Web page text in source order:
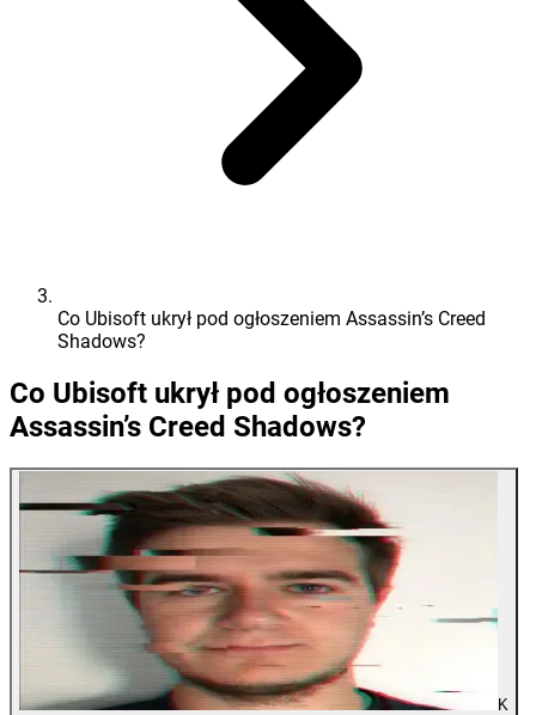
Co Ubisoft ukrył pod ogłoszeniem Assassin’s Creed
Shadows?
Co Ubisoft ukrył pod ogłoszeniem
Assassin’s Creed Shadows?
K